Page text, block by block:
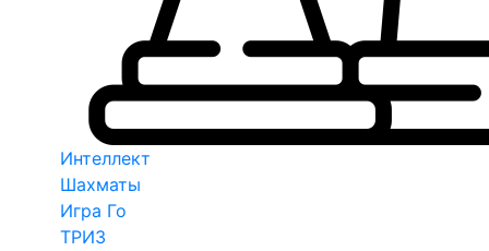
Интеллект
Шахматы
Игра Го
ТРИЗ